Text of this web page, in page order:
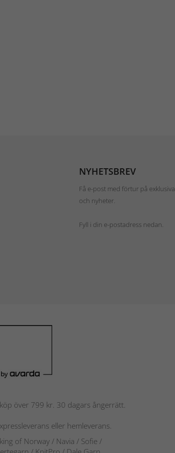
NYHETSBREV
Få e-post med förtur på
och nyheter.
Fyll i din e-postadress nedan.
över 799 kr. 30 dagars ångerrätt.
eller hemleverans.
of Norway / Navia / Sofie /